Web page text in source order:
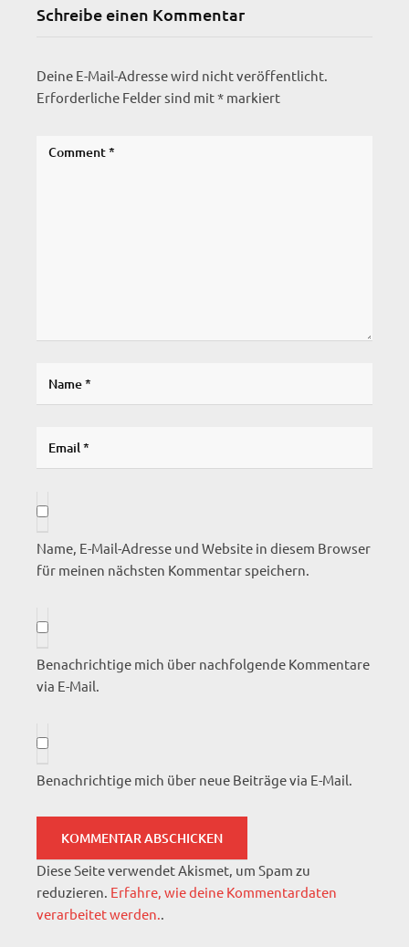
Schreibe einen Kommentar
Deine E-Mail-Adresse wird nicht veröffentlicht.
Erforderliche Felder sind mit* markiert
Name, E-Mail-Adresse und Website in diesem Browser
für meinen nächsten Kommentar speichern.
Benachrichtige mich über nachfolgende Kommentare
via E-Mail.
Benachrichtige mich über neue Beiträge via E-Mail.
Diese Seite verwendet Akismet, um Spam zu
reduzieren. Erfahre, wie deine Kommentardaten
verarbeitet werden..